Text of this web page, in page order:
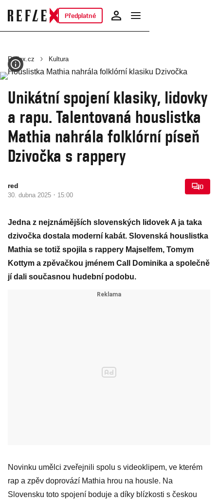
Předplatné
Reflex.cz Kultura
Unikátní spojení klasiky, lidovky
a rapu. Talentovaná houslistka
Mathia nahrála folklórní píseň
Dzivočka s rappery
red
30. dubna 2025 · 15:00
0
Jedna z nejznámějších slovenských lidovek A ja taka
dzivočka dostala moderní kabát. Slovenská houslistka
Mathia se totiž spojila s rappery Majselfem, Tomym
Kottym a zpěvačkou jménem Call Dominika a společně
jí dali současnou hudební podobu.
Novinku umělci zveřejnili spolu s videoklipem, ve kterém
rap a zpěv doprovází Mathia hrou na housle. Na
Slovensku toto spojení boduje a díky blízkosti s českou